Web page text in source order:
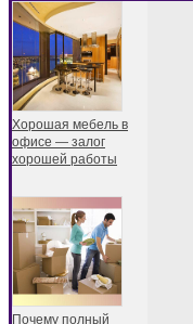
Хорошая мебель в
офисе — залог
хорошей работы
Почему полный